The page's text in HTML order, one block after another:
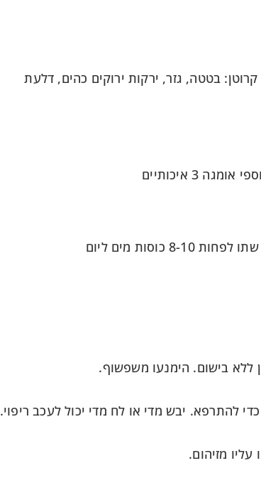
בטטה, גזר, ירקות ירוקים כהים, דלעת
3 איכותיים
מים ליום
ללא בישום. הימנעו משפשוף.
להתרפא. יבש מדי או לח מדי יכול לעכב ריפוי.
מזיהום.